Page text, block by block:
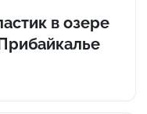
в озере